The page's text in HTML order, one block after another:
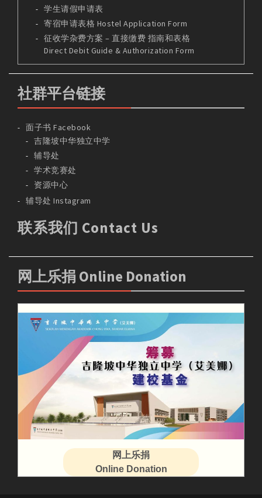
学生请假申请表
寄宿申请表格 Hostel Application Form
征收学杂费方案 – 直接缴费 指南和表格
Direct Debit Guide & Authorization Form
社群平台链接
面子书 Facebook
吉隆坡中华独立中学
辅导处
学术竞赛处
资源中心
辅导处 Instagram
联系我们 Contact Us
网上乐捐 Online Donation
网上乐捐
Online Donation